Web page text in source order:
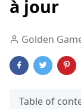
à jour
Golden
Table of